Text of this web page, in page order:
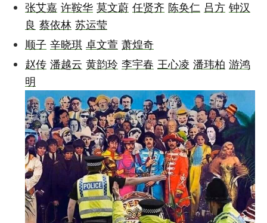
张艾嘉 许鞍华 莫文蔚 任贤齐 陈奂仁 吕方 钟汉
良 蔡依林 苏运莹
顺子 辛晓琪 卓文萱 萧煌奇
赵传 潘越云 黄韵玲 李宇春 王心凌 潘玮柏 游鸿
明